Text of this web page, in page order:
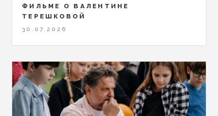
ФИЛЬМЕ О ВАЛЕНТИНЕ
ТЕРЕШКОВОЙ
30.07.2026